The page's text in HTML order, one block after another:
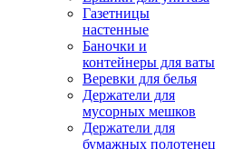
Газетницы
настенные
Баночки и
контейнеры для ваты
Веревки для белья
Держатели для
мусорных мешков
Держатели для
бумажных полотенец